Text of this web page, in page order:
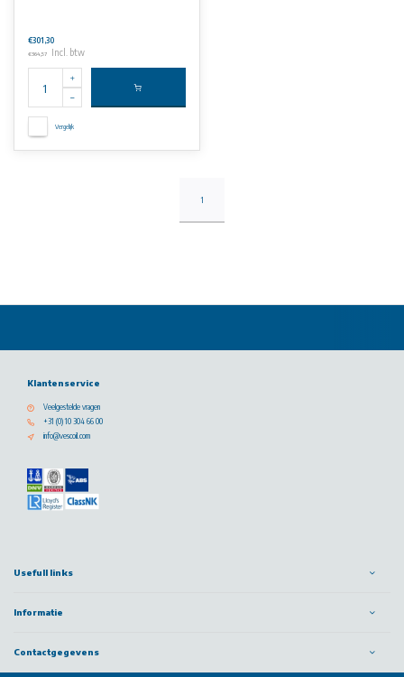
€301,30
€364,57 Incl. btw
Vergelijk
1
Klantenservice
Veelgestelde vragen
+31 (0) 10 304 66 00
info@vescoil.com
Usefull links
Informatie
Contactgegevens